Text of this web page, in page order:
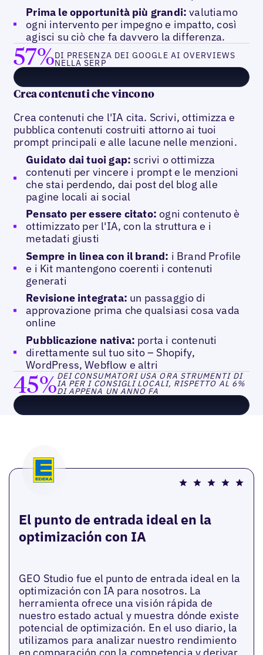
Prima le opportunità più grandi:valutiamo
ogni intervento per impegno e impatto, così
agisci su ciò che fa davvero la differenza.
57%DI PRESENZA DEI GOOGLE AI OVERVIEWS
NELLA SERP
Crea contenuti che vincono
Crea contenuti che l'IA cita. Scrivi, ottimizza e
pubblica contenuti costruiti attorno ai tuoi
prompt principali e alle lacune nelle menzioni.
Guidato dai tuoi gap:scrivi o ottimizza
contenuti per vincere i prompt e le menzioni
che stai perdendo, dai post del blog alle
pagine locali ai social
Pensato per essere citato:ogni contenuto è
ottimizzato per l'IA, con la struttura e i
metadati giusti
Sempre in linea con il brand: i Brand Profile
e i Kit mantengono coerenti i contenuti
generati
Revisione integrata: un passaggio di
approvazione prima che qualsiasi cosa vada
online
Pubblicazione nativa: porta i contenuti
direttamente sul tuo sito – Shopify,
WordPress, Webflow e altri
45%DEI CONSUMATORI USA ORA STRUMENTI DI
IA PER I CONSIGLI LOCALI, RISPETTO AL 6%
DI APPENA UN ANNO FA
El punto de entrada ideal en la
optimización con IA
GEO Studio fue el punto de entrada ideal en la
optimización con IA para nosotros. La
herramienta ofrece una visión rápida de
nuestro estado actual y muestra dónde existe
potencial de optimización. En el uso diario, la
utilizamos para analizar nuestro rendimiento
en comparación con la competencia y derivar